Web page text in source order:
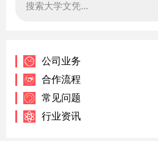
公司业务
合作流程
常见问题
行业资讯